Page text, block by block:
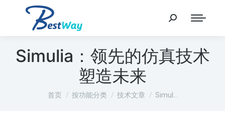
Simulia：领先的仿真技术
塑造未来
您在这里：
首页 按功能分类 技术文章 Simul…